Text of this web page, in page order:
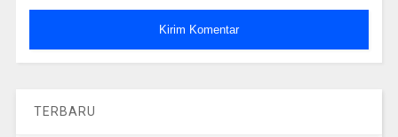
TERBARU